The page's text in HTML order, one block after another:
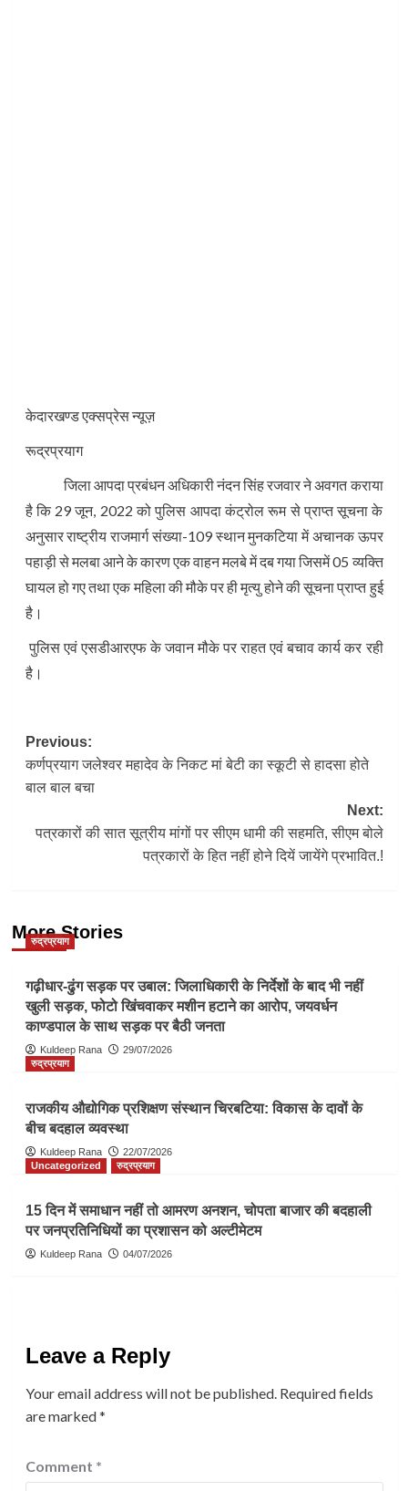
केदारखण्ड एक्सप्रेस न्यूज़
रूद्रप्रयाग
जिला आपदा प्रबंधन अधिकारी नंदन सिंह रजवार ने अवगत कराया
है कि 29 जून, 2022 को पुलिस आपदा कंट्रोल रूम से प्राप्त सूचना के
अनुसार राष्ट्रीय राजमार्ग संख्या-109 स्थान मुनकटिया में अचानक ऊपर
पहाड़ी से मलबा आने के कारण एक वाहन मलबे में दब गया जिसमें 05 व्यक्ति
घायल हो गए तथा एक महिला की मौके पर ही मृत्यु होने की सूचना प्राप्त हुई
है।
पुलिस एवं एसडीआरएफ के जवान मौके पर राहत एवं बचाव कार्य कर रही
है।
Post
navigation
Previous:
कर्णप्रयाग जलेश्वर महादेव के निकट मां बेटी का स्कूटी से हादसा होते
बाल बाल बचा
Next:
पत्रकारों की सात सूत्रीय मांगों पर सीएम धामी की सहमति, सीएम बोले
पत्रकारों के हित नहीं होने दियें जायेंगे प्रभावित.!
More Stories
रुद्रप्रयाग
गढ़ीधार-ढुंग सड़क पर उबाल: जिलाधिकारी के निर्देशों के बाद भी नहीं
खुली सड़क, फोटो खिंचवाकर मशीन हटाने का आरोप, जयवर्धन
काण्डपाल के साथ सड़क पर बैठी जनता
Kuldeep Rana
29/07/2026
रुद्रप्रयाग
राजकीय औद्योगिक प्रशिक्षण संस्थान चिरबटिया: विकास के दावों के
बीच बदहाल व्यवस्था
Kuldeep Rana
22/07/2026
Uncategorized
रुद्रप्रयाग
15 दिन में समाधान नहीं तो आमरण अनशन, चोपता बाजार की बदहाली
पर जनप्रतिनिधियों का प्रशासन को अल्टीमेटम
Kuldeep Rana 04/07/2026
Leave a Reply
Your email address will not be published. Required fields
are marked*
Comment *